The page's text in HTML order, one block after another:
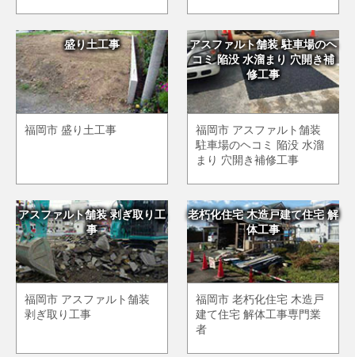
盛り土工事
福岡市 盛り土工事
アスファルト舗装 駐車場のヘ
コミ 陥没 水溜まり 穴開き補
修工事
福岡市 アスファルト舗装
駐車場のヘコミ 陥没 水溜
まり 穴開き補修工事
アスファルト舗装 剥ぎ取り工
事
福岡市 アスファルト舗装
剥ぎ取り工事
老朽化住宅 木造戸建て住宅 解
体工事
福岡市 老朽化住宅 木造戸
建て住宅 解体工事専門業
者